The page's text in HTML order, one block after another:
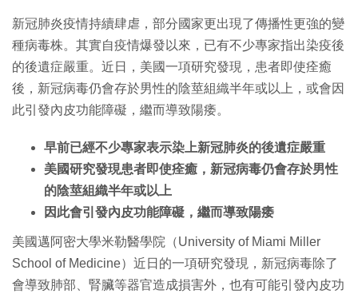
新冠肺炎疫情持續肆虐，部分國家更出現了傳播性更強的變
種病毒株。其實自疫情爆發以來，已有不少專家指出染疫後
的後遺症嚴重。近日，美國一項研究發現，患者即使痊癒
後，新冠病毒仍會存於男性的陰莖組織半年或以上，或會因
此引發內皮功能障礙，繼而導致陽痿。
早前已經不少專家表示染上新冠肺炎的後遺症嚴重
美國研究發現患者即使痊癒，新冠病毒仍會存於男性
的陰莖組織半年或以上
因此會引發內皮功能障礙，繼而導致陽痿
美國邁阿密大學米勒醫學院（University of Miami Miller
School of Medicine）近日的一項研究發現，新冠病毒除了
會導致肺部、腎臟等器官造成損害外，也有可能引發內皮功